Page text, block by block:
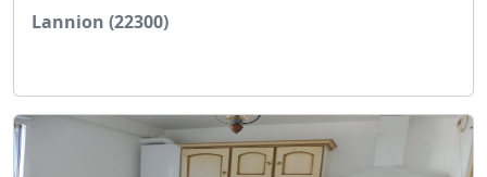
Lannion (22300)